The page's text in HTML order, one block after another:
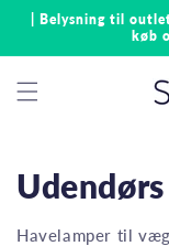
Gå til
| Belysning til
køb
Havelamper til